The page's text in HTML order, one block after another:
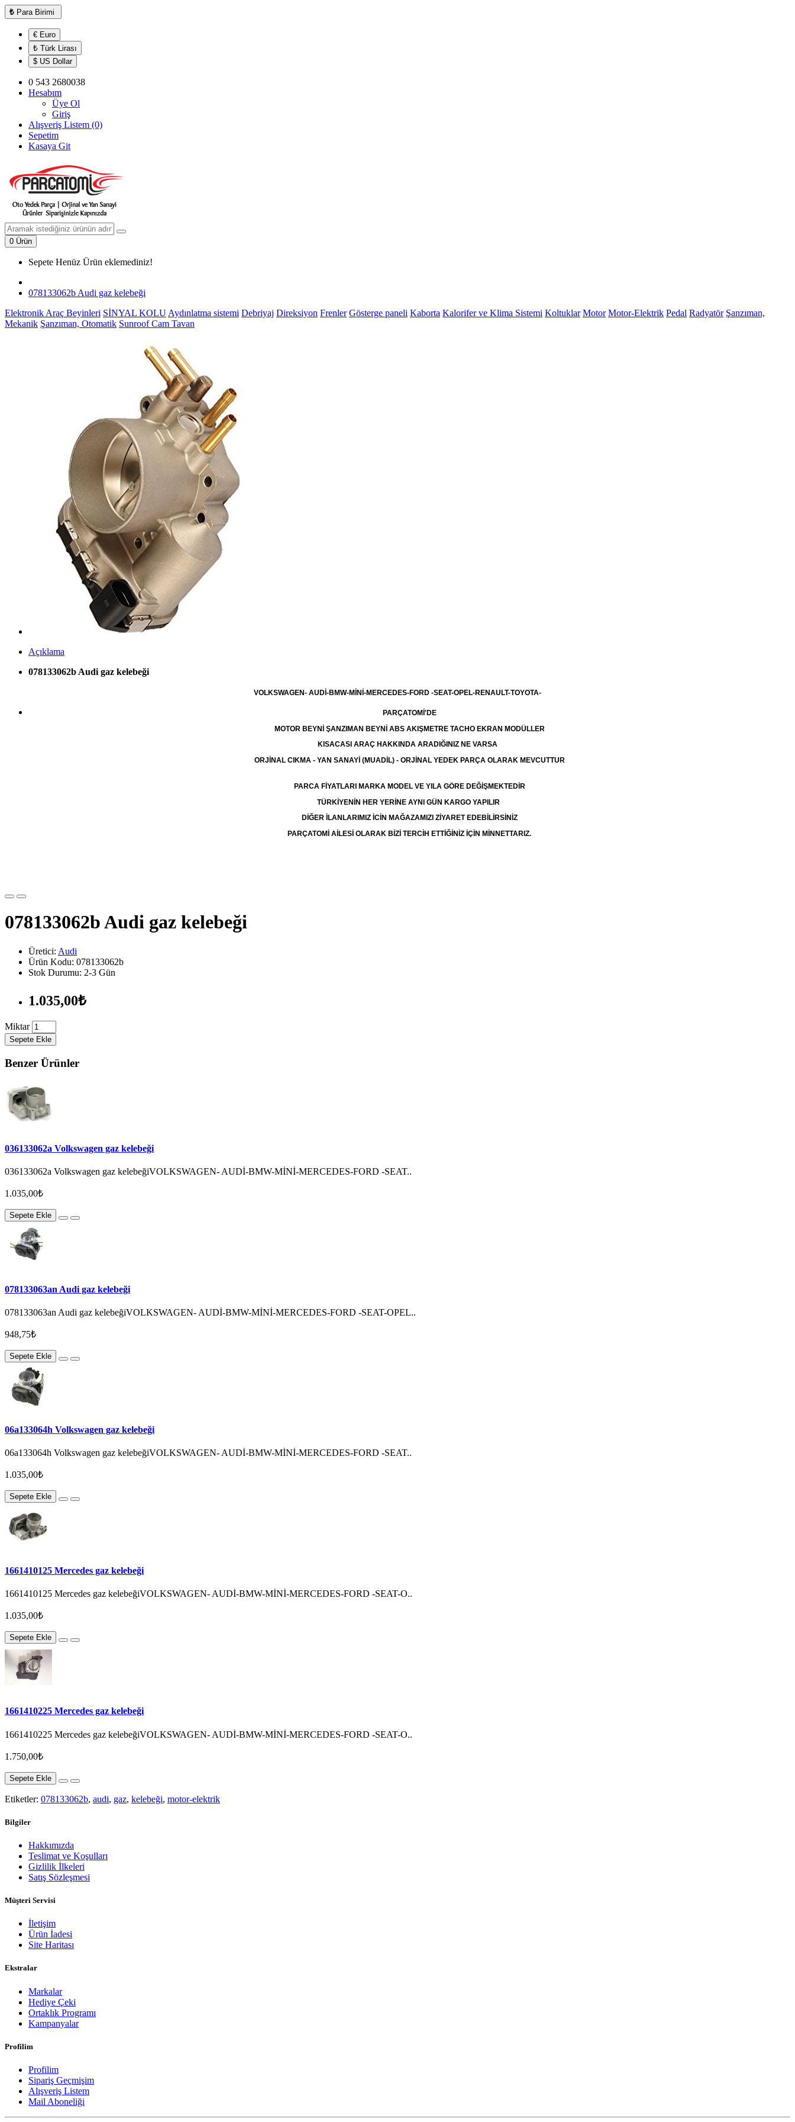
₺ Para Birimi
€ Euro
₺ Türk Lirası
$ US Dollar
0 543 2680038
Hesabım
Üye Ol
Giriş
Alışveriş Listem (0)
Sepetim
Kasaya Git
0 Ürün
Sepete Henüz Ürün eklemediniz!
078133062b Audi gaz kelebeği
Elektronik Araç Beyinleri SİNYAL KOLU Aydınlatma sistemi Debriyaj Direksiyon Frenler Gösterge paneli Kaborta Kalorifer ve Klima Sistemi Koltuklar Motor Motor-Elektrik Pedal Radyatör Şanzıman,
Mekanik Şanzıman, Otomatik Sunroof Cam Tavan
Açıklama
078133062b Audi gaz kelebeği
VOLKSWAGEN- AUDİ-BMW-MİNİ-MERCEDES-FORD -SEAT-OPEL-RENAULT-TOYOTA-
PARÇATOMİ'DE
MOTOR BEYNİ ŞANZIMAN BEYNİ ABS AKIŞMETRE TACHO EKRAN MODÜLLER
KISACASI ARAÇ HAKKINDA ARADIĞINIZ NE VARSA
ORJİNAL CIKMA - YAN SANAYİ (MUADİL) - ORJİNAL YEDEK PARÇA OLARAK MEVCUTTUR
PARCA FİYATLARI MARKA MODEL VE YILA GÖRE DEĞİŞMEKTEDİR
TÜRKİYENİN HER YERİNE AYNI GÜN KARGO YAPILIR
DİĞER İLANLARIMIZ İCİN MAĞAZAMIZI ZİYARET EDEBİLİRSİNİZ
PARÇATOMİ AİLESİ OLARAK BİZİ TERCİH ETTİĞİNİZ İÇİN MİNNETTARIZ.
078133062b Audi gaz kelebeği
Üretici: Audi
Ürün Kodu: 078133062b
Stok Durumu: 2-3 Gün
1.035,00₺
Miktar
Sepete Ekle
Benzer Ürünler
036133062a Volkswagen gaz kelebeği
036133062a Volkswagen gaz kelebeğiVOLKSWAGEN- AUDİ-BMW-MİNİ-MERCEDES-FORD -SEAT..
1.035,00₺
Sepete Ekle
078133063an Audi gaz kelebeği
078133063an Audi gaz kelebeğiVOLKSWAGEN- AUDİ-BMW-MİNİ-MERCEDES-FORD -SEAT-OPEL..
948,75₺
Sepete Ekle
06a133064h Volkswagen gaz kelebeği
06a133064h Volkswagen gaz kelebeğiVOLKSWAGEN- AUDİ-BMW-MİNİ-MERCEDES-FORD -SEAT..
1.035,00₺
Sepete Ekle
1661410125 Mercedes gaz kelebeği
1661410125 Mercedes gaz kelebeğiVOLKSWAGEN- AUDİ-BMW-MİNİ-MERCEDES-FORD -SEAT-O..
1.035,00₺
Sepete Ekle
1661410225 Mercedes gaz kelebeği
1661410225 Mercedes gaz kelebeğiVOLKSWAGEN- AUDİ-BMW-MİNİ-MERCEDES-FORD -SEAT-O..
1.750,00₺
Sepete Ekle
Etiketler: 078133062b, audi, gaz, kelebeği, motor-elektrik
Bilgiler
Hakkımızda
Teslimat ve Koşulları
Gizlilik İlkeleri
Satış Sözleşmesi
Müşteri Servisi
İletişim
Ürün İadesi
Site Haritası
Ekstralar
Markalar
Hediye Çeki
Ortaklık Programı
Kampanyalar
Profilim
Profilim
Sipariş Geçmişim
Alışveriş Listem
Mail Aboneliği